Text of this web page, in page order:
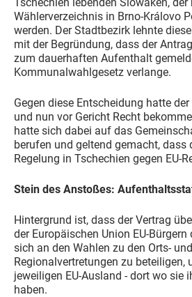
Wählerverzeichnis in Brno-Královo
werden. Der Stadtbezirk lehnte
mit der Begründung, dass der
zum dauerhaften Aufenthalt
Kommunalwahlgesetz verlange.
Gegen diese Entscheidung hatte
und nun vor Gericht Recht
hatte sich dabei auf das
berufen und geltend gemacht, dass
Regelung in Tschechien gegen EU-
Stein des Anstoßes:
Hintergrund ist, dass der Vertrag
der Europäischen Union EU-
sich an den Wahlen zu den Orts- und
Regionalvertretungen zu beteiligen,
jeweiligen EU-Ausland - dort wo sie
haben.